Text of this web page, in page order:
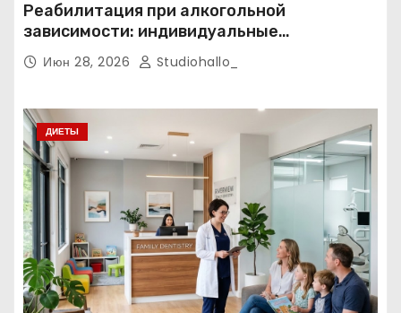
Реабилитация при алкогольной
зависимости: индивидуальные
программы, психотерапия и
ресоциализация при анонимном подходе
Июн 28, 2026 Studiohallo_
ДИЕТЫ